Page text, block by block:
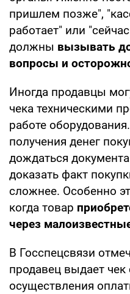
пришлем позже",
работает" или
должны вызывать
вопросы и
Иногда продавцы
чека техническими
работе
получения денег
дождаться
доказать факт
сложнее. Особенно
когда товар
через
В Госспецсвязи
продавец выдает чек
осуществления